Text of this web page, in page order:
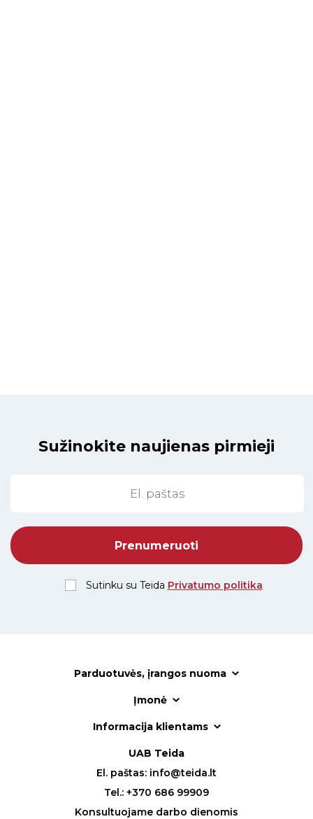
Sužinokite naujienas pirmieji
Sutinku su Teida Privatumo politika
Parduotuvės, įrangos nuoma
Įmonė
Informacija klientams
UAB Teida
El. paštas: info@teida.lt
Tel.: +370 686 99909
Konsultuojame darbo dienomis